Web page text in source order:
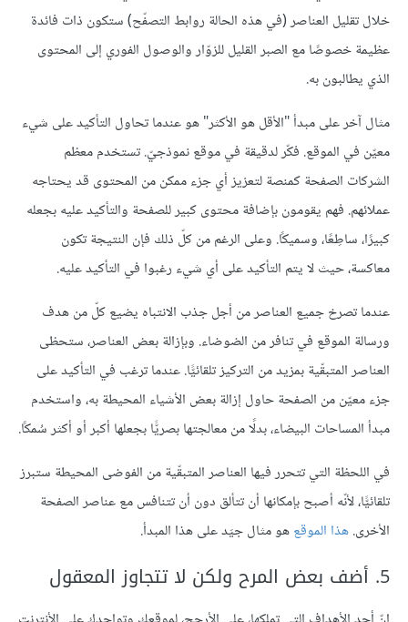
خلال تقليل العناصر (في هذه الحالة روابط التصفّح) ستكون ذات فائدة
عظيمة خصوصًا مع الصبر القليل للزوّار والوصول الفوري إلى المحتوى
الذي يطالبون به.
مثال آخر على مبدأ "الأقل هو الأكثر" هو عندما تحاول التأكيد على شيء
معيّن في الموقع. فكّر لدقيقة في موقع نموذجيّ. تستخدم معظم
الشركات الصفحة كمنصة لتعزيز أي جزء ممكن من المحتوى قد يحتاجه
عملائهم. فهم يقومون بإضافة محتوى كبير للصفحة والتأكيد عليه بجعله
كبيرًا، ساطِعًا، وسميكًا. وعلى الرغم من كلّ ذلك فإن النتيجة تكون
معاكسة، حيث لا يتم التأكيد على أي شيء رغبوا في التأكيد عليه.
عندما تصرخ جميع العناصر من أجل جذب الانتباه يضيع كلّ من هدف
ورسالة الموقع في تنافر من الضوضاء. وبإزالة بعض العناصر، ستحظى
العناصر المتبقّية بمزيد من التركيز تلقائيًّا. عندما ترغب في التأكيد على
جزء معيّن من الصفحة حاول إزالة بعض الأشياء المحيطة به، واستخدم
مبدأ المساحات البيضاء، بدلًا من معالجتها بصريًّا بجعلها أكبر أو أكثر سُمكًا.
في اللحظة التي تتحرر فيها العناصر المتبقّية من الفوضى المحيطة ستبرز
تلقائيًّا، لأنّه أصبح بإمكانها أن تتألق دون أن تتنافس مع عناصر الصفحة
الأخرى.هذا الموقعهو مثال جيَد على هذا المبدأ.
5. أضف بعض المرح ولكن لا تتجاوز المعقول